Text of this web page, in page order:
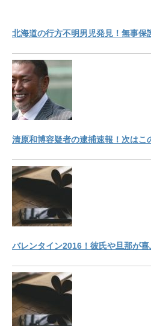
北海道の行方不明男児発見！無事保
清原和博容疑者の逮捕速報！次はこ
バレンタイン2016！彼氏や旦那が